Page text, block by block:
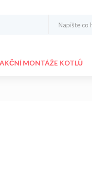
AKČNÍ MONTÁŽE KOTLŮ